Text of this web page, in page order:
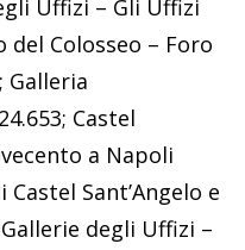
Uffizi – Gli Uffizi
del Colosseo – Foro
Galleria
Castel
a Napoli
Sant’Angelo e
degli Uffizi –